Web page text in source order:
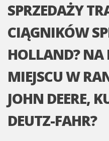
SPRZEDAŻY
CIĄGNIKÓW
HOLLAND? NA
MIEJSCU W
JOHN DEERE,
DEUTZ-FAHR?